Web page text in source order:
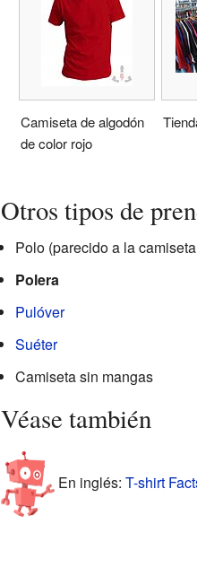
Camiseta de algodón
de color rojo
Otros tipos de
Polo (parecido a la
Polera
Pulóver
Suéter
Camiseta sin mangas
Véase también
En inglés: T-shirt